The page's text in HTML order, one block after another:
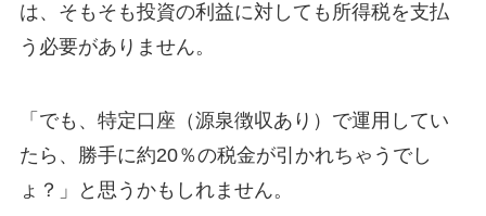
は、そもそも投資の利益に対しても所得税を支払
う必要がありません。
「でも、特定口座（源泉徴収あり）で運用してい
たら、勝手に約20％の税金が引かれちゃうでし
ょ？」と思うかもしれません。